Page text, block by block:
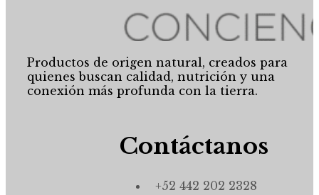
Productos de origen natural, creados para
quienes buscan calidad, nutrición y una
conexión más profunda con la tierra.
Contáctanos
+52 442 202 2328